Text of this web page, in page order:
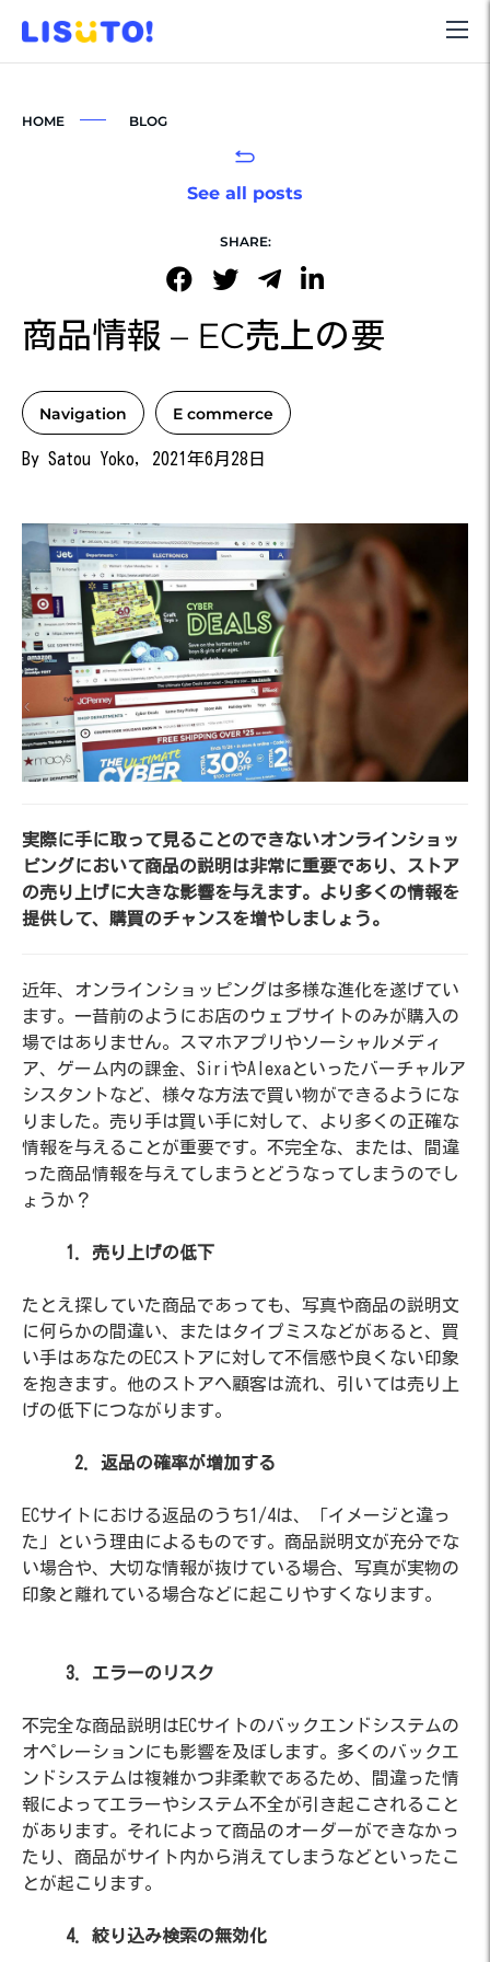
HOME BLOG
商品情報 – EC売上の要
Navigation E commerce
By Satou Yoko, 2021年6月28日
実際に手に取って見ることのできないオンラインショッ
ピングにおいて商品の説明は非常に重要であり、ストア
の売り上げに大きな影響を与えます。より多くの情報を
提供して、購買のチャンスを増やしましょう。
近年、オンラインショッピングは多様な進化を遂げてい
ます。一昔前のようにお店のウェブサイトのみが購入の
場ではありません。スマホアプリやソーシャルメディ
ア、ゲーム内の課金、SiriやAlexaといったバーチャルア
シスタントなど、様々な方法で買い物ができるようにな
りました。売り手は買い手に対して、より多くの正確な
情報を与えることが重要です。不完全な、または、間違
った商品情報を与えてしまうとどうなってしまうのでし
ょうか？
1. 売り上げの低下
たとえ探していた商品であっても、写真や商品の説明文
に何らかの間違い、またはタイプミスなどがあると、買
い手はあなたのECストアに対して不信感や良くない印象
を抱きます。他のストアへ顧客は流れ、引いては売り上
げの低下につながります。
2. 返品の確率が増加する
ECサイトにおける返品のうち1/4は、「イメージと違っ
た」という理由によるものです。商品説明文が充分でな
い場合や、大切な情報が抜けている場合、写真が実物の
印象と離れている場合などに起こりやすくなります。
3. エラーのリスク
不完全な商品説明はECサイトのバックエンドシステムの
オペレーションにも影響を及ぼします。多くのバックエ
ンドシステムは複雑かつ非柔軟であるため、間違った情
報によってエラーやシステム不全が引き起こされること
があります。それによって商品のオーダーができなかっ
たり、商品がサイト内から消えてしまうなどといったこ
とが起こります。
4. 絞り込み検索の無効化
See all posts
SHARE: